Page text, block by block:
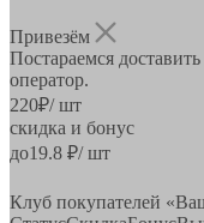
Привезём
Постараемся
оператор.
220₽/ шт
скидка и бонус
до19.8 ₽/ шт
Клуб покупателей